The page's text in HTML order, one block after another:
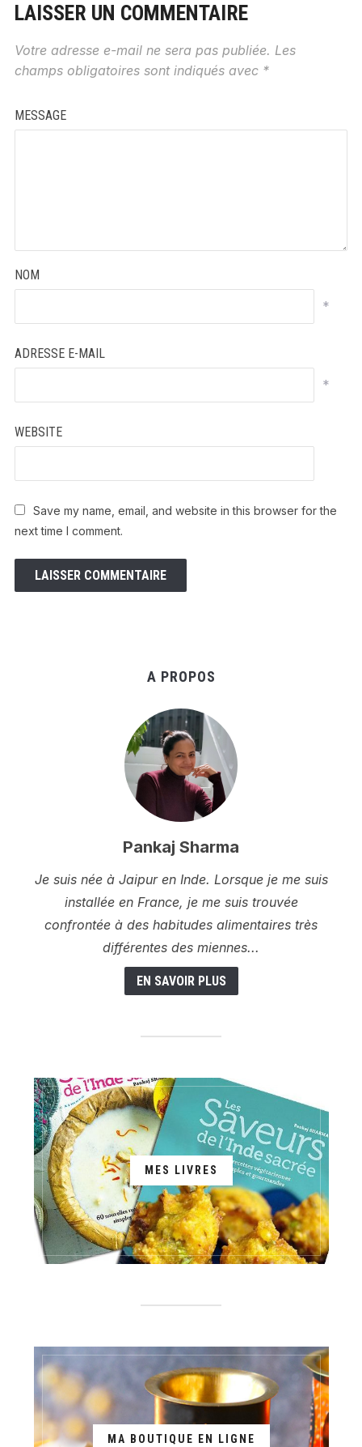
LAISSER UN COMMENTAIRE
Votre adresse e-mail ne sera pas publiée. Les
champs obligatoires sont indiqués avec *
MESSAGE
NOM
*
ADRESSE E-MAIL
*
WEBSITE
Save my name, email, and website in this browser for the
next time I comment.
A PROPOS
Pankaj Sharma
Je suis née à Jaipur en Inde. Lorsque je me suis
installée en France, je me suis trouvée
confrontée à des habitudes alimentaires très
différentes des miennes...
EN SAVOIR PLUS
MES LIVRES
MA BOUTIQUE EN LIGNE